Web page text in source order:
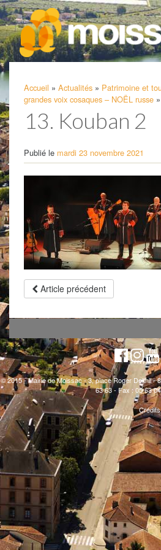
Accueil » Actualités » Patrimoine et
grandes voix cosaques – NOËL russe »
13. Kouban 2
Publié le mardi 23 novembre 2021
Article précédent
© 2015 - Mairie de Moissac - 3, place Roger Delthil -
63 63 - Fax : 05 63
Crédits